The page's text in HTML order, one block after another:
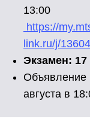
13:00
https://
link.ru/j/
Экзамен: 17
Объявление
августа в